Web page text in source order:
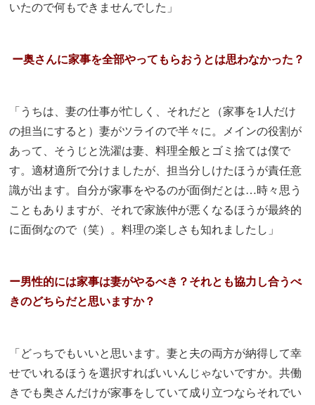
いたので何もできませんでした」
ー奥さんに家事を全部やってもらおうとは思わなかった？
「うちは、妻の仕事が忙しく、それだと（家事を1人だけ
の担当にすると）妻がツライので半々に。メインの役割が
あって、そうじと洗濯は妻、料理全般とゴミ捨ては僕で
す。適材適所で分けましたが、担当分しけたほうが責任意
識が出ます。自分が家事をやるのが面倒だとは…時々思う
こともありますが、それで家族仲が悪くなるほうが最終的
に面倒なので（笑）。料理の楽しさも知れましたし」
ー男性的には家事は妻がやるべき？それとも協力し合うべ
きのどちらだと思いますか？
「どっちでもいいと思います。妻と夫の両方が納得して幸
せでいれるほうを選択すればいいんじゃないですか。共働
きでも奥さんだけが家事をしていて成り立つならそれでい